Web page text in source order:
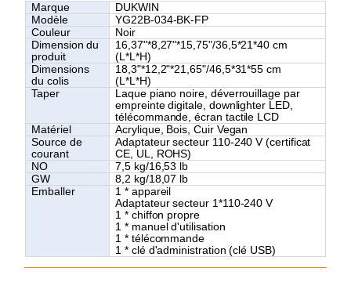
Marque
DUKWIN
Modèle
YG22B-034-BK-FP
Couleur
Noir
Dimension du
produit
16,37"*8,27"*15,75"/36,5*21*40 cm
(L*L*H)
Dimensions
du colis
18,3"*12,2"*21,65"/46,5*31*55 cm
(L*L*H)
Taper
Laque piano noire, déverrouillage par
empreinte digitale, downlighter LED,
télécommande, écran tactile LCD
Matériel
Acrylique, Bois, Cuir Vegan
Source de
courant
Adaptateur secteur 110-240 V (certificat
CE, UL, ROHS)
NO
7,5 kg/16,53 lb
GW
8,2 kg/18,07 lb
Emballer
1 * appareil
Adaptateur secteur 1*110-240 V
1 * chiffon propre
1 * manuel d'utilisation
1 * télécommande
1 * clé d'administration (clé USB)